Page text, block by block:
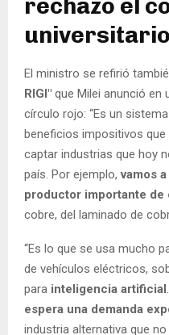
rechazó el
universitario
El ministro se refirió
RIGI" que Milei anunció en
círculo rojo: “Es un
beneficios impositivos que
captar industrias que hoy
país. Por ejemplo,vamos
productor importante de
cobre, del laminado de
“Es lo que se usa mucho
de vehículos eléctricos,
para inteligencia artificial
espera una demanda
industria alternativa que